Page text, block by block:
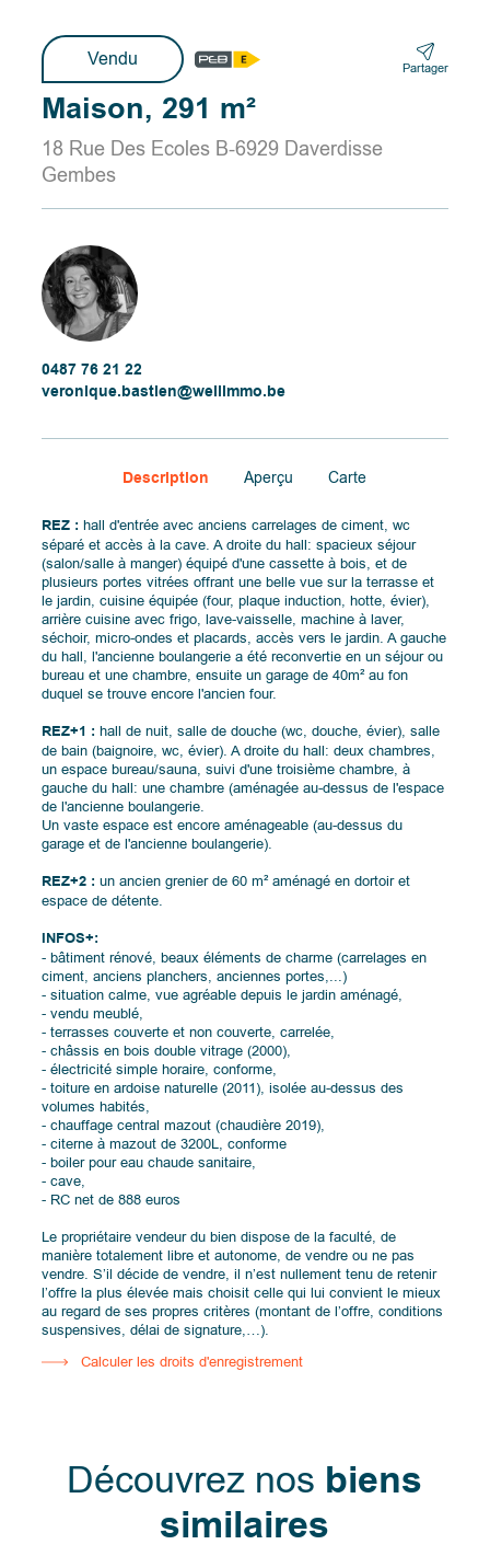
Vendu Partager
Maison, 291 m²
18 Rue Des Ecoles B-6929 Daverdisse
Gembes
0487 76 21 22
veronique.bastien@wellimmo.be
Description Aperçu Carte
REZ : hall d'entrée avec anciens carrelages de ciment, wc
séparé et accès à la cave. A droite du hall: spacieux séjour
(salon/salle à manger) équipé d'une cassette à bois, et de
plusieurs portes vitrées offrant une belle vue sur la terrasse et
le jardin, cuisine équipée (four, plaque induction, hotte, évier),
arrière cuisine avec frigo, lave-vaisselle, machine à laver,
séchoir, micro-ondes et placards, accès vers le jardin. A gauche
du hall, l'ancienne boulangerie a été reconvertie en un séjour ou
bureau et une chambre, ensuite un garage de 40m² au fon
duquel se trouve encore l'ancien four.
REZ+1 : hall de nuit, salle de douche (wc, douche, évier), salle
de bain (baignoire, wc, évier). A droite du hall: deux chambres,
un espace bureau/sauna, suivi d'une troisième chambre, à
gauche du hall: une chambre (aménagée au-dessus de l'espace
de l'ancienne boulangerie.
Un vaste espace est encore aménageable (au-dessus du
garage et de l'ancienne boulangerie).
REZ+2 :un ancien grenier de 60 m² aménagé en dortoir et
espace de détente.
INFOS+:
- bâtiment rénové, beaux éléments de charme (carrelages en
ciment, anciens planchers, anciennes portes,...)
- situation calme, vue agréable depuis le jardin aménagé,
- vendu meublé,
- terrasses couverte et non couverte, carrelée,
- châssis en bois double vitrage (2000),
- électricité simple horaire, conforme,
- toiture en ardoise naturelle (2011), isolée au-dessus des
volumes habités,
- chauffage central mazout (chaudière 2019),
- citerne à mazout de 3200L, conforme
- boiler pour eau chaude sanitaire,
- cave,
- RC net de 888 euros
Le propriétaire vendeur du bien dispose de la faculté, de
manière totalement libre et autonome, de vendre ou ne pas
vendre. S’il décide de vendre, il n’est nullement tenu de retenir
l’offre la plus élevée mais choisit celle qui lui convient le mieux
au regard de ses propres critères (montant de l’offre, conditions
suspensives, délai de signature,…).
Calculer les droits d'enregistrement
Découvrez nos biens
similaires